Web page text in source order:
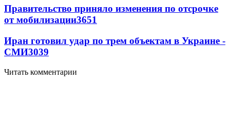
Правительство приняло изменения по отсрочке
от мобилизации3651
Иран готовил удар по трем объектам в Украине -
СМИ3039
Читать комментарии